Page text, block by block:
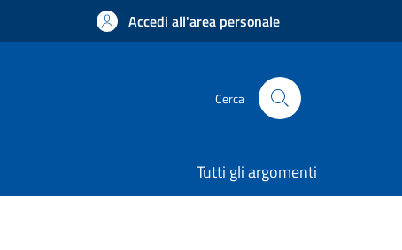
Accedi all'area personale
Cerca
Tutti gli argomenti